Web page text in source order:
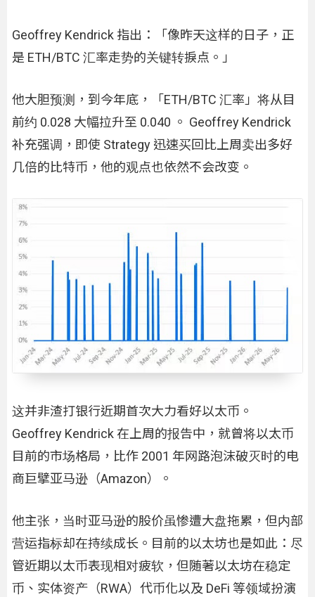
Geoffrey Kendrick 指出：「像昨天这样的日子，正
是 ETH/BTC 汇率走势的关键转捩点。」
他大胆预测，到今年底，「ETH/BTC 汇率」将从目
前约 0.028 大幅拉升至 0.040 。 Geoffrey Kendrick
补充强调，即使 Strategy 迅速买回比上周卖出多好
几倍的比特币，他的观点也依然不会改变。
这并非渣打银行近期首次大力看好以太币。
Geoffrey Kendrick 在上周的报告中，就曾将以太币
目前的市场格局，比作 2001 年网路泡沫破灭时的电
商巨擘亚马逊（Amazon）。
他主张，当时亚马逊的股价虽惨遭大盘拖累，但内部
营运指标却在持续成长。目前的以太坊也是如此：尽
管近期以太币表现相对疲软，但随著以太坊在稳定
币、实体资产（RWA）代币化以及 DeFi 等领域扮演